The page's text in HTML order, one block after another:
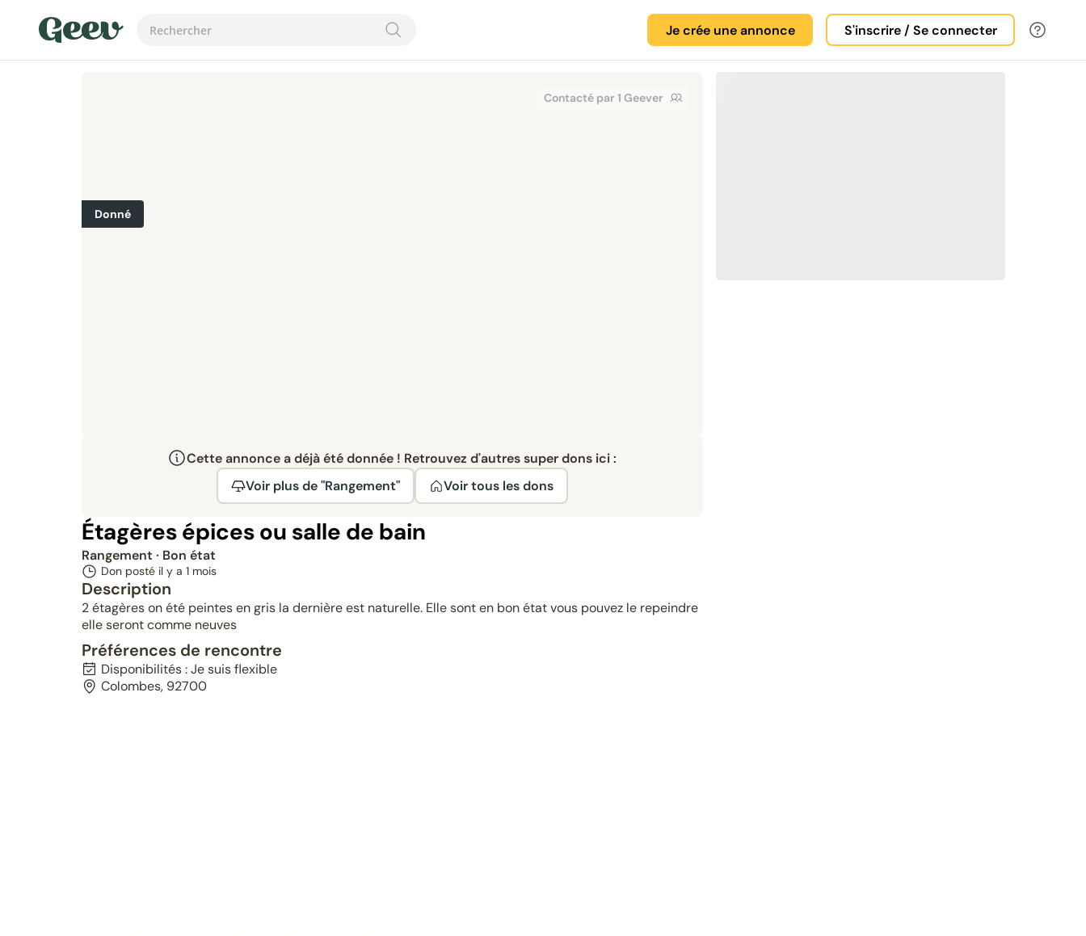
Je crée une annonce S'inscrire / Se connecter
Contacté par 1 Geever
Donné
Cette annonce a déjà été donnée ! Retrouvez d'autres super dons ici :
Voir plus de "Rangement"
Voir tous les dons
Étagères épices ou salle de bain
Rangement · Bon état
Don posté il y a 1 mois
Description
2 étagères on été peintes en gris la dernière est naturelle. Elle sont en bon état vous pouvez le repeindre
elle seront comme neuves
Préférences de rencontre
Disponibilités : Je suis flexible
Colombes, 92700